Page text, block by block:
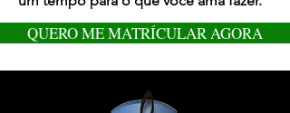
QUERO ME MATRÍCULAR AGORA